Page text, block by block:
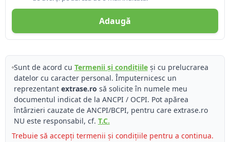
Adaugă
Sunt de acord cu Termenii și condițiileși cu prelucrarea
datelor cu caracter personal. Împuternicesc un
reprezentant extrase.ro să solicite în numele meu
documentul indicat de la ANCPI / OCPI. Pot apărea
întârzieri cauzate de ANCPI/BCPI, pentru care extrase.ro
NU este responsabil, cf. T.C.
Trebuie să accepți termenii și condițiile pentru a continua.